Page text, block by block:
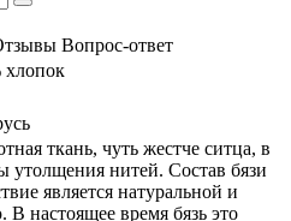
Вопрос-ответ
хлопок
ткань, чуть жестче ситца, в
утолщения нитей. Состав бязи
является натуральной и
настоящее время бязь это